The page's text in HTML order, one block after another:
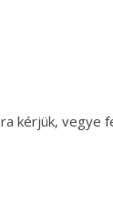
kérjük, vegye